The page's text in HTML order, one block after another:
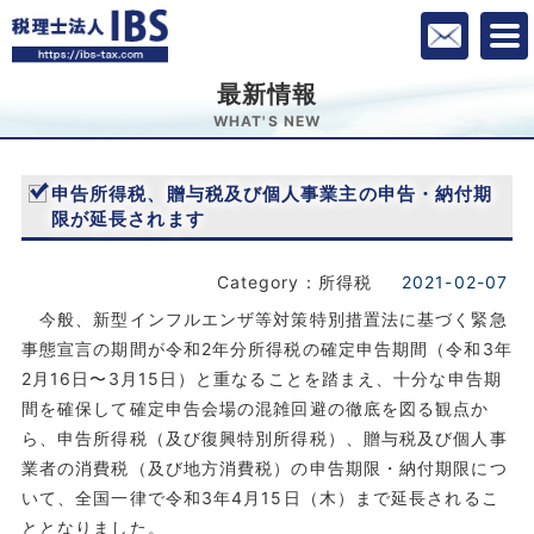
最新情報
WHAT'S NEW
申告所得税、贈与税及び個人事業主の申告・納付期
限が延長されます
Category：所得税
2021-02-07
今般、新型インフルエンザ等対策特別措置法に基づく緊急
事態宣言の期間が令和2年分所得税の確定申告期間（令和3年
2月16日〜3月15日）と重なることを踏まえ、十分な申告期
間を確保して確定申告会場の混雑回避の徹底を図る観点か
ら、申告所得税（及び復興特別所得税）、贈与税及び個人事
業者の消費税（及び地方消費税）の申告期限・納付期限につ
いて、全国一律で令和3年4月15日（木）まで延長されるこ
ととなりました。